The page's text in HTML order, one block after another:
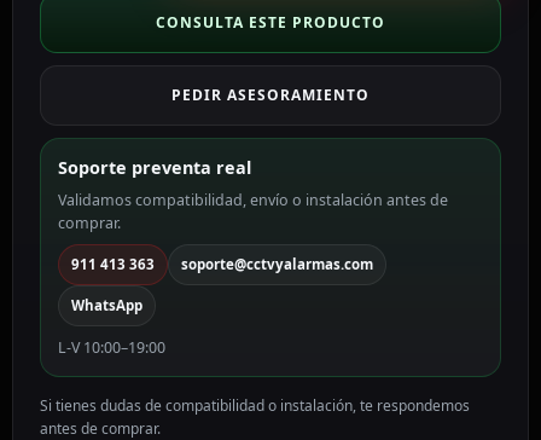
3E1506P-
EI/M
CONSULTA ESTE PRODUCTO
PEDIR ASESORAMIENTO
Soporte preventa real
Validamos compatibilidad, envío o instalación antes de
comprar.
911 413 363 soporte@cctvyalarmas.com
WhatsApp
L-V 10:00–19:00
Si tienes dudas de compatibilidad o instalación, te respondemos
antes de comprar.